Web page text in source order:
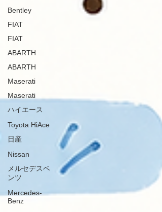
Bentley
FIAT
FIAT
ABARTH
ABARTH
Maserati
Maserati
ハイエース
Toyota HiAce
日産
Nissan
メルセデスベ
ンツ
Mercedes-
Benz